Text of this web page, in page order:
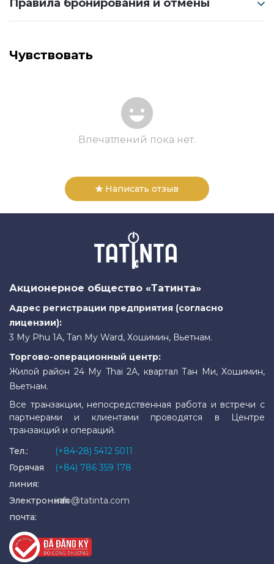
Правила бронирования и отмены
Чувствовать
Впечатлений пока нет.
Написать отзыв
Акционерное общество «Татинта»
Адрес регистрации предприятия (согласно
лицензии):
3 My Phu 1A, Tan My Ward, Хошимин, Вьетнам.
Торгово-операционный центр:
Жилой район 24 My Thai 2A, квартал Тан Ми, Хошимин,
Вьетнам.
Все транзакции, непосредственная работа и встречи с
партнерами и клиентами проводятся в Центре
транзакций и операций.
Тел.:
(+84-28) 5412 5011
Горячая
линия:
(+84) 786 359 178
Электронная
почта:
info@tatinta.com